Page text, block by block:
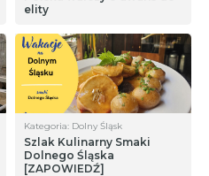
elity
Kategoria: Dolny Śląsk
Szlak Kulinarny Smaki
Dolnego Śląska
[ZAPOWIEDŹ]